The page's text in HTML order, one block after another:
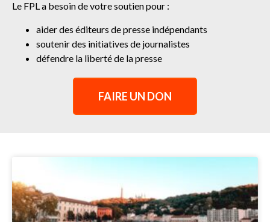
Le FPL a besoin de votre soutien pour :
aider des éditeurs de presse indépendants
soutenir des initiatives de journalistes
défendre la liberté de la presse
FAIRE UN DON